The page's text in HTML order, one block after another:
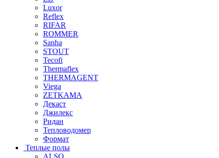
Luxor
Reflex
RIFAR
ROMMER
Sanha
STOUT
Tecofi
Thermaflex
THERMAGENT
Viega
ZETKAMA
Декаст
Джилекс
Ридан
Тепловодомер
Формат
Теплые полы
ALSO